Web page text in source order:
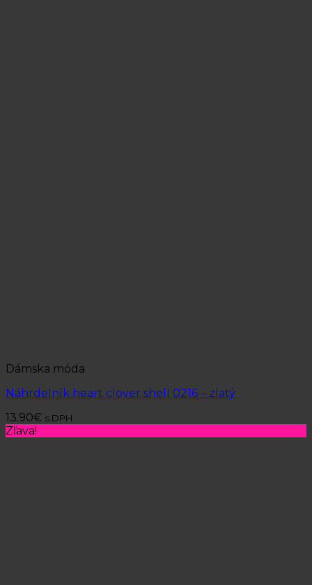
Dámska móda
Náhrdelník heart clover shell 0216 – zlatý
13.90€ s DPH
Zľava!